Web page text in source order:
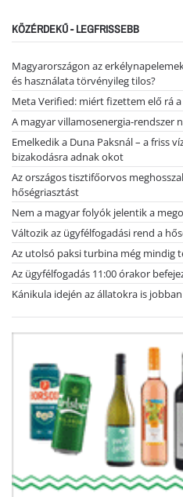
KÖZÉRDEKŰ - LEGFRISSEBB
Magyarországon az
és használata törvényileg tilos?
Meta Verified: miért fizettem elő rá
A magyar villamosenergia-rendszer
Emelkedik a Duna Paksnál – a friss
bizakodásra adnak okot
Az országos tisztifőorvos
hőségriasztást
Nem a magyar folyók jelentik a
Változik az ügyfélfogadási rend a
Az utolsó paksi turbina még mindig
Az ügyfélfogadás 11:00 órakor
Kánikula idején az állatokra is